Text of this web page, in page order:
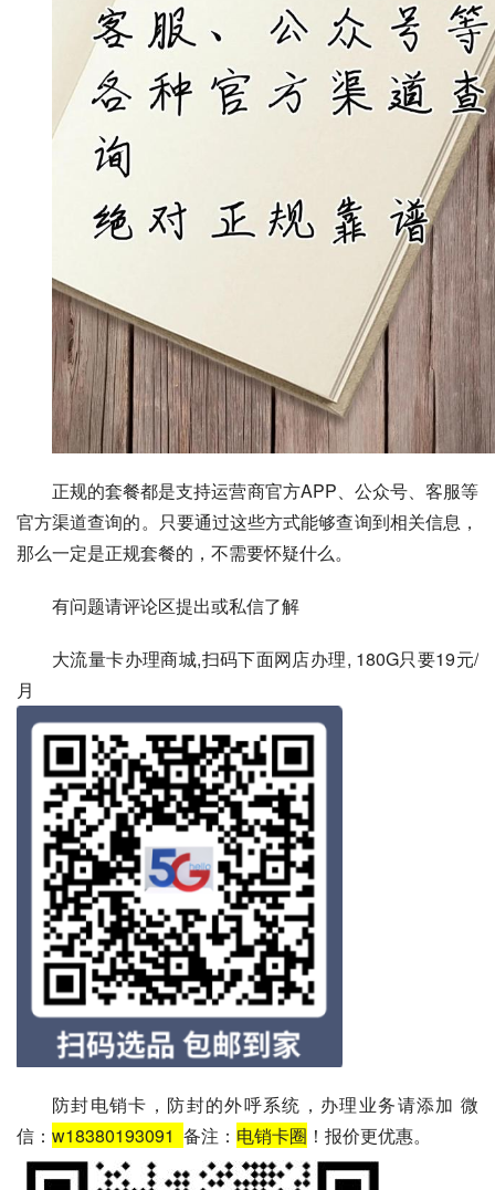
正规的套餐都是支持运营商官方APP、公众号、客服等
官方渠道查询的。只要通过这些方式能够查询到相关信息，
那么一定是正规套餐的，不需要怀疑什么。
有问题请评论区提出或私信了解
大流量卡办理商城,扫码下面网店办理, 180G只要19元/
月
防封电销卡，防封的外呼系统，办理业务请添加 微
信： w18380193091 备注： 电销卡圈 ！报价更优惠。